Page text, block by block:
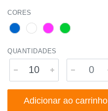
CORES
QUANTIDADES
Adicionar ao carrinho